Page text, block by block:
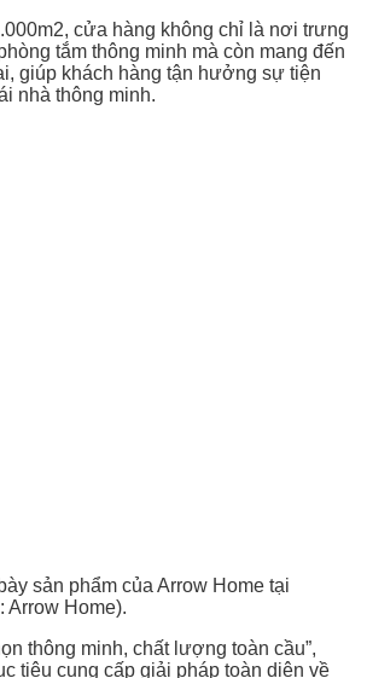
cửa hàng không chỉ là nơi trưng
tắm thông minh mà còn mang đến
giúp khách hàng tận hưởng sự tiện
nhà thông minh.
sản phẩm của Arrow Home tại
Arrow Home).
thông minh, chất lượng toàn cầu”,
tiêu cung cấp giải pháp toàn diện về